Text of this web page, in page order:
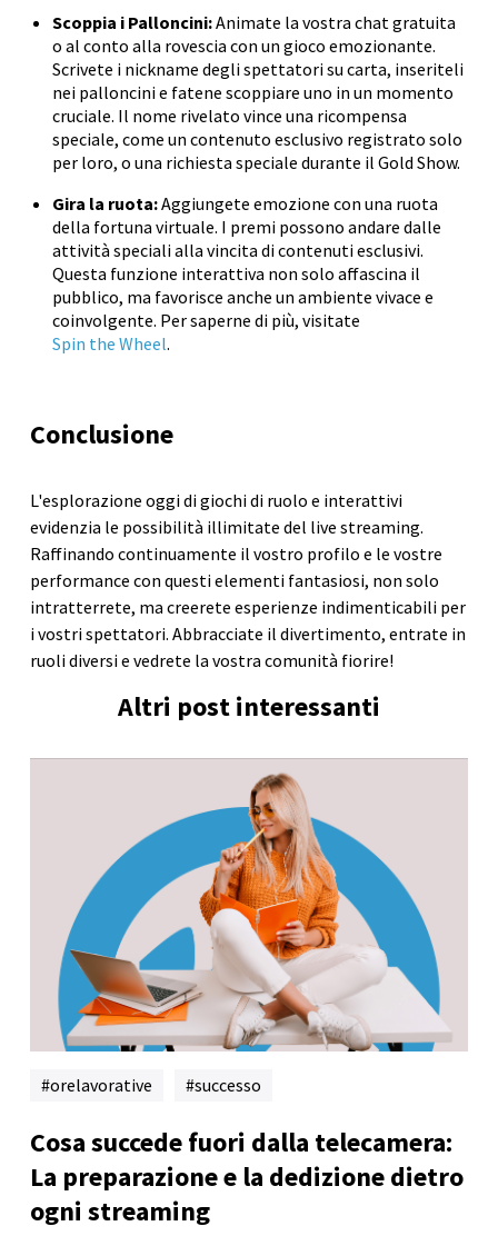
Scoppia i Palloncini:Animate la vostra chat gratuita
o al conto alla rovescia con un gioco emozionante.
Scrivete i nickname degli spettatori su carta, inseriteli
nei palloncini e fatene scoppiare uno in un momento
cruciale. Il nome rivelato vince una ricompensa
speciale, come un contenuto esclusivo registrato solo
per loro, o una richiesta speciale durante il Gold Show.
Gira la ruota:Aggiungete emozione con una ruota
della fortuna virtuale. I premi possono andare dalle
attività speciali alla vincita di contenuti esclusivi.
Questa funzione interattiva non solo affascina il
pubblico, ma favorisce anche un ambiente vivace e
coinvolgente. Per saperne di più, visitate
Spin the Wheel.
Conclusione
L'esplorazione oggi di giochi di ruolo e interattivi
evidenzia le possibilità illimitate del live streaming.
Raffinando continuamente il vostro profilo e le vostre
performance con questi elementi fantasiosi, non solo
intratterrete, ma creerete esperienze indimenticabili per
i vostri spettatori. Abbracciate il divertimento, entrate in
ruoli diversi e vedrete la vostra comunità fiorire!
Altri post interessanti
orelavorative successo
Cosa succede fuori dalla telecamera:
La preparazione e la dedizione dietro
ogni streaming